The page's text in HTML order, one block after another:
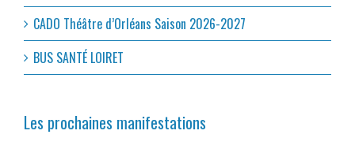
CADO Théâtre d’Orléans Saison 2026-2027
BUS SANTÉ LOIRET
Les prochaines manifestations